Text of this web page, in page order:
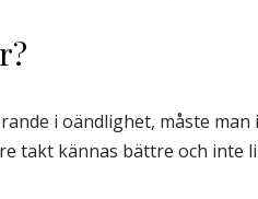
i oändlighet, måste
takt kännas bättre och inte